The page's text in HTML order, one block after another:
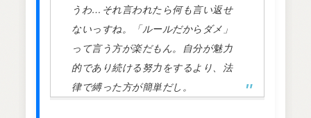
うわ…それ言われたら何も言い返せ
ないっすね。「ルールだからダメ」
って言う方が楽だもん。自分が魅力
的であり続ける努力をするより、法
律で縛った方が簡単だし。